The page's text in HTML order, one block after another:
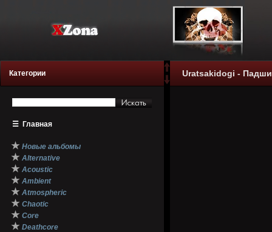
Категории
☰ Главная
★ Новые альбомы
★ Alternative
★ Acoustic
★ Ambient
★ Atmospheric
★ Chaotic
★ Core
★ Deathcore
Uratsakidogi -